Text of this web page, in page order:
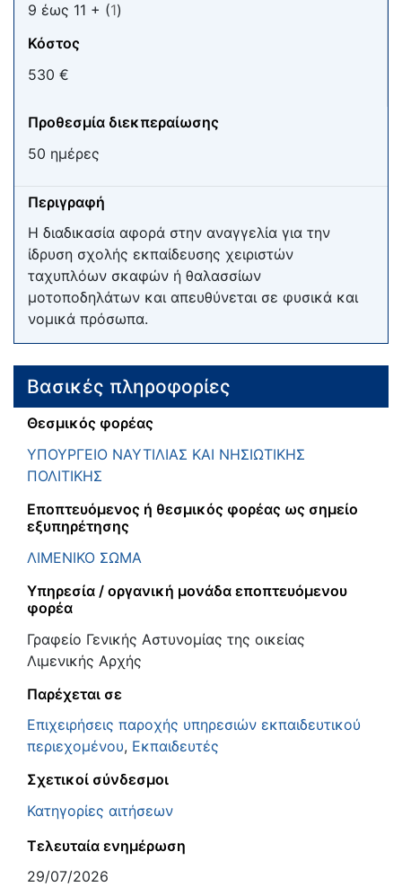
9 έως 11 + (1)
Κόστος
530 €
Προθεσμία διεκπεραίωσης
50 ημέρες
Περιγραφή
Η διαδικασία αφορά στην αναγγελία για την
ίδρυση σχολής εκπαίδευσης χειριστών
ταχυπλόων σκαφών ή θαλασσίων
μοτοποδηλάτων και απευθύνεται σε φυσικά και
νομικά πρόσωπα.
Βασικές πληροφορίες
Θεσμικός φορέας
ΥΠΟΥΡΓΕΙΟ ΝΑΥΤΙΛΙΑΣ ΚΑΙ ΝΗΣΙΩΤΙΚΗΣ
ΠΟΛΙΤΙΚΗΣ
Εποπτευόμενος ή θεσμικός φορέας ως σημείο
εξυπηρέτησης
ΛΙΜΕΝΙΚΟ ΣΩΜΑ
Υπηρεσία / οργανική μονάδα εποπτευόμενου
φορέα
Γραφείο Γενικής Αστυνομίας της οικείας
Λιμενικής Αρχής
Παρέχεται σε
Eπιχειρήσεις παροχής υπηρεσιών εκπαιδευτικού
περιεχομένου, Εκπαιδευτές
Σχετικοί σύνδεσμοι
Κατηγορίες αιτήσεων
Τελευταία ενημέρωση
29/07/2026